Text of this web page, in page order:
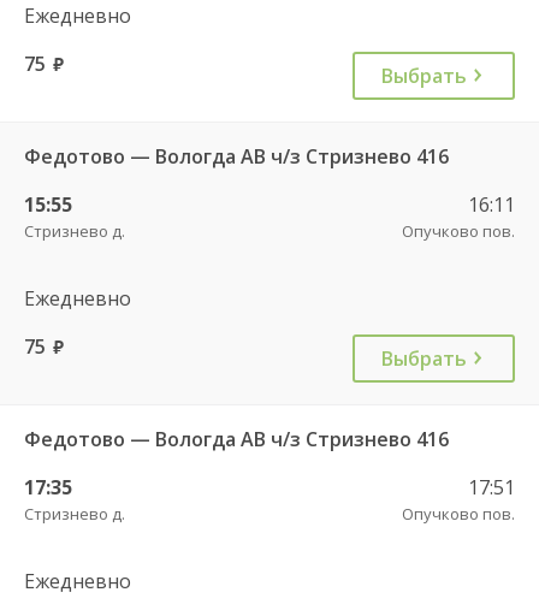
Ежедневно
75 руб. Выбрать
Федотово — Вологда АВ ч/з Стризнево 416
15:55
Стризнево д.
16:11
Опучково пов.
Ежедневно
75 руб. Выбрать
Федотово — Вологда АВ ч/з Стризнево 416
17:35
Стризнево д.
17:51
Опучково пов.
Ежедневно